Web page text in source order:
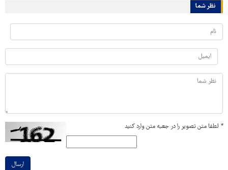
نظر شما
* لطفا متن تصویر را در جعبه متن وارد کنید
ارسال